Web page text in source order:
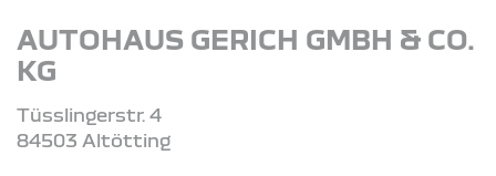
AUTOHAUS GERICH GMBH & CO.
KG
Tüsslingerstr. 4
84503 Altötting